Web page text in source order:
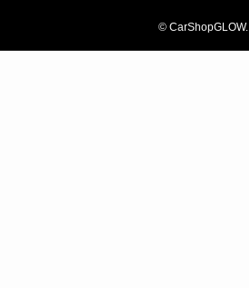
©CarShopGLOW.